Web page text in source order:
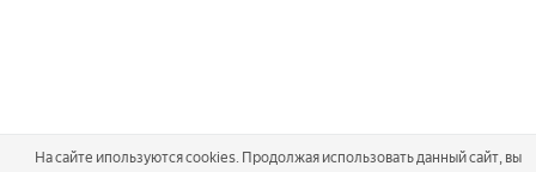
На сайте ипользуются cookies. Продолжая использовать данный сайт, вы